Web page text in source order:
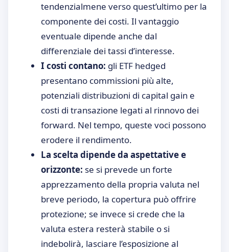
tendenzialmene verso quest’ultimo per la
componente dei costi. Il vantaggio
eventuale dipende anche dal
differenziale dei tassi d’interesse.
I costi contano: gli ETF hedged
presentano commissioni più alte,
potenziali distribuzioni di capital gain e
costi di transazione legati al rinnovo dei
forward. Nel tempo, queste voci possono
erodere il rendimento.
La scelta dipende da aspettative e
orizzonte: se si prevede un forte
apprezzamento della propria valuta nel
breve periodo, la copertura può offrire
protezione; se invece si crede che la
valuta estera resterà stabile o si
indebolirà, lasciare l’esposizione al